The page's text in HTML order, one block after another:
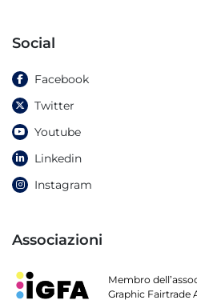
Social
Facebook
Twitter
Youtube
Linkedin
Instagram
Associazioni
Membro
Graphic Fairtrade